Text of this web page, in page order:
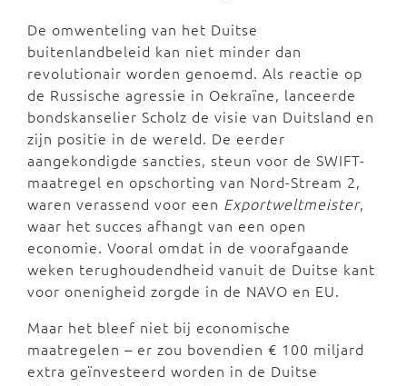
De omwenteling van het Duitse
buitenlandbeleid kan niet minder dan
revolutionair worden genoemd. Als reactie op
de Russische agressie in Oekraïne, lanceerde
bondskanselier Scholz de visie van Duitsland en
zijn positie in de wereld. De eerder
aangekondigde sancties, steun voor de SWIFT-
maatregel en opschorting van Nord-Stream 2,
waren verassend voor een Exportweltmeister,
waar het succes afhangt van een open
economie. Vooral omdat in de voorafgaande
weken terughoudendheid vanuit de Duitse kant
voor onenigheid zorgde in de NAVO en EU.
Maar het bleef niet bij economische
maatregelen – er zou bovendien € 100 miljard
extra geïnvesteerd worden in de Duitse